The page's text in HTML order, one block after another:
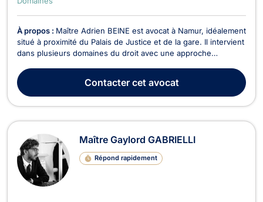
À propos : Maître Adrien BEINE est avocat à Namur, idéalement
situé à proximité du Palais de Justice et de la gare. Il intervient
dans plusieurs domaines du droit avec une approche
En droit des assurances, il analyse et conteste les décisions
d’assureurs et prend en charge ...
Contactercet avocat
Maître Gaylord GABRIELLI
Répond rapidement